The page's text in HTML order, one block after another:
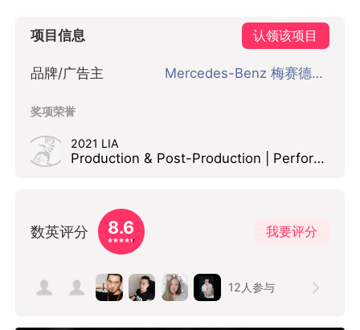
项目信息 认领该项目
品牌/广告主 Mercedes-Benz 梅赛德斯-奔驰
奖项荣誉
2021 LIA
Production & Post-Production | Performance/Casting Finalist
数英评分 8.6 我要评分
12 人参与